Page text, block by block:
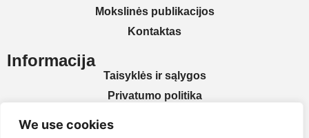
We use cookies
Mokslinės publikacijos
Kontaktas
Informacija
Taisyklės ir sąlygos
Privatumo politika